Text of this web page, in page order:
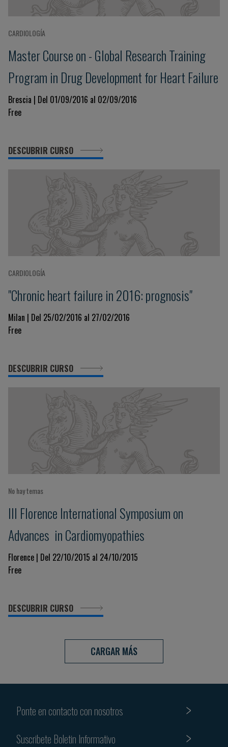
CARDIOLOGÍA
Master Course on - Global Research Training
Program in Drug Development for Heart Failure
Brescia | Del 01/09/2016 al 02/09/2016
Free
DESCUBRIR CURSO
CARDIOLOGÍA
"Chronic heart failure in 2016: prognosis"
Milan | Del 25/02/2016 al 27/02/2016
Free
DESCUBRIR CURSO
No hay temas
III Florence International Symposium on
Advances in Cardiomyopathies
Florence | Del 22/10/2015 al 24/10/2015
Free
DESCUBRIR CURSO
CARGAR MÁS
Ponte en contacto con nosotros
Suscribete Boletin Informativo